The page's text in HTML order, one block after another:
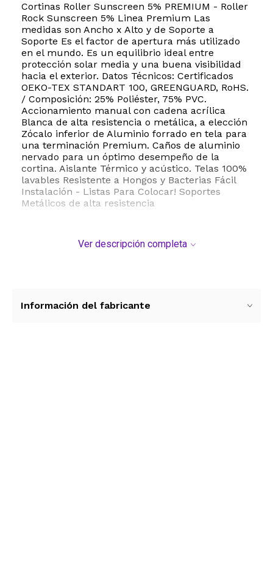
Cortinas Roller Sunscreen 5% PREMIUM - Roller
Rock Sunscreen 5% Linea Premium Las
medidas son Ancho x Alto y de Soporte a
Soporte Es el factor de apertura más utilizado
en el mundo. Es un equilibrio ideal entre
protección solar media y una buena visibilidad
hacia el exterior. Datos Técnicos: Certificados
OEKO-TEX STANDART 100, GREENGUARD, RoHS.
/ Composición: 25% Poliéster, 75% PVC.
Accionamiento manual con cadena acrílica
Blanca de alta resistencia o metálica, a elección
Zócalo inferior de Aluminio forrado en tela para
una terminación Premium. Caños de aluminio
nervado para un óptimo desempeño de la
cortina. Aislante Térmico y acústico. Telas 100%
lavables Resistente a Hongos y Bacterias Fácil
Instalación - Listas Para Colocar! Soportes
Metálicos de alta resistencia
Ver descripción completa
Información del fabricante